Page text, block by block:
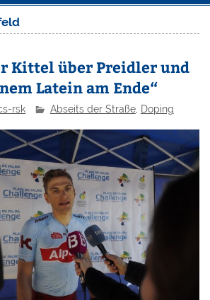
Kittel über Preidler und
Latein am Ende“
rsk Abseits der Straße, Doping